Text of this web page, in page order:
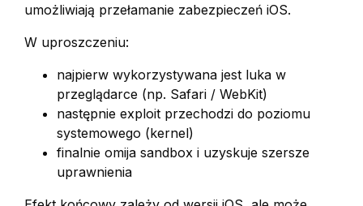
umożliwiają przełamanie zabezpieczeń iOS.
W uproszczeniu:
najpierw wykorzystywana jest luka w
przeglądarce (np. Safari / WebKit)
następnie exploit przechodzi do poziomu
systemowego (kernel)
finalnie omija sandbox i uzyskuje szersze
uprawnienia